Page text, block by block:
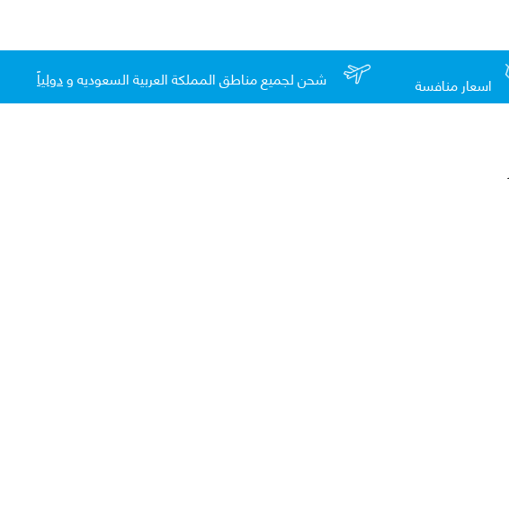
اسعار منافسة شحن لجميع مناطق المملكة العربية السعوديه ودولياً